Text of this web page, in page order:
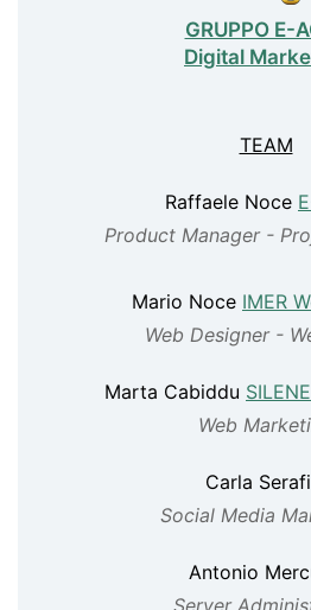
GRUPPO E-
Digital
TEAM
Raffaele Noce
Product Manager -
Mario Noce IMER
Web Designer -
Marta Cabiddu
Web
Carla
Social Media
Antonio